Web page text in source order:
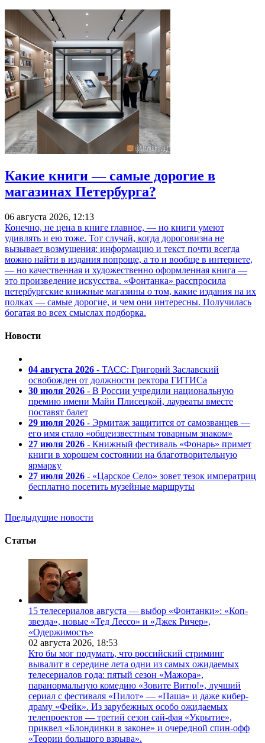
Какие книги — самые дорогие в
магазинах Петербурга?
06 августа 2026, 12:13
Конечно, не цена в книге главное, — но книги умеют
удивлять и ею тоже. Тот случай, когда дороговизна не
вызывает возмущения: информацию и текст почти всегда
можно найти в издания попроще, а то и вообще в интернете,
— но качественная и художественно оформленная книга —
это произведение искусства. «Фонтанка» расспросила
петербургские книжные магазины о том, какие издания на их
полках — самые дорогие, и чем они интересны. Получилась
богатая во всех смыслах подборка.
Новости
04 августа 2026 - ТАСС: Григорий Заславский
освобожден от должности ректора ГИТИСа
30 июля 2026 - В России учредили национальную
премию имени Майи Плисецкой, лауреаты вместе
поставят балет
29 июля 2026 - Эрмитаж защитится от самозванцев —
его имя стало «общеизвестным товарным знаком»
27 июля 2026 - Книжный фестиваль «Фонарь» примет
книги в хорошем состоянии на благотворительную
ярмарку
27 июля 2026 - «Царское Село» зовет тезок императриц
бесплатно посетить музейные маршруты
Предыдущие новости
Статьи
15 телесериалов августа — выбор «Фонтанки»: «Коп-
звезда», новые «Тед Лессо» и «Джек Ричер»,
«Одержимость»
02 августа 2026, 18:53
Кто бы мог подумать, что российский стриминг
вывалит в середине лета одни из самых ожидаемых
телесериалов года: пятый сезон «Мажора»,
паранормальную комедию «Зовите Витю!», лучший
сериал с фестиваля «Пилот» — «Паша» и даже кибер-
драму «Фейк». Из зарубежных особо ожидаемых
телепроектов — третий сезон сай-фая «Укрытие»,
приквел «Блондинки в законе» и очередной спин-офф
«Теории большого взрыва».